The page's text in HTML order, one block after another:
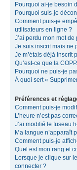
Pourquoi ai-je besoin
Pourquoi suis-je
Comment puis-je
utilisateurs en ligne ?
J’ai perdu mon mot de
Je suis inscrit mais ne
Je m’étais déjà inscrit
Qu’est-ce que la
Pourquoi ne puis-je
À quoi sert «
Préférences et
Comment puis-je
L’heure n’est pas
J’ai modifié le fuseau
Ma langue n’apparaît
Comment puis-je
Quel est mon rang et
Lorsque je clique sur
connecter ?